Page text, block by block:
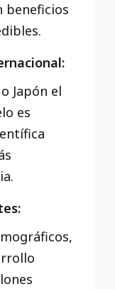
beneficios
Japón el
es